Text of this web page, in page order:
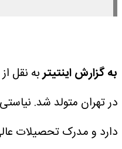
به گزارش اینتیتر
در تهران متولد شد.
دارد و مدرک تحصیلات